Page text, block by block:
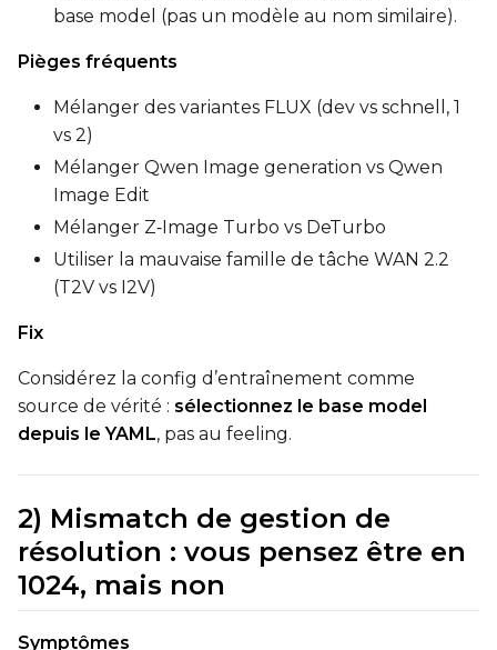
base model (pas un modèle au nom similaire).
Pièges fréquents
Mélanger des variantes FLUX (dev vs schnell, 1
vs 2)
Mélanger Qwen Image generation vs Qwen
Image Edit
Mélanger Z‑Image Turbo vs DeTurbo
Utiliser la mauvaise famille de tâche WAN 2.2
(T2V vs I2V)
Fix
Considérez la config d’entraînement comme
source de vérité : sélectionnez le base model
depuis le YAML, pas au feeling.
2) Mismatch de gestion de
résolution : vous pensez être en
1024, mais non
Symptômes